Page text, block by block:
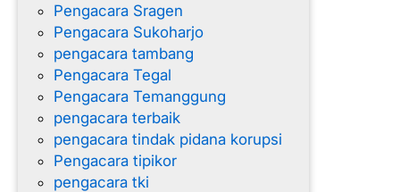
Pengacara Sragen
Pengacara Sukoharjo
pengacara tambang
Pengacara Tegal
Pengacara Temanggung
pengacara terbaik
pengacara tindak pidana korupsi
Pengacara tipikor
pengacara tki